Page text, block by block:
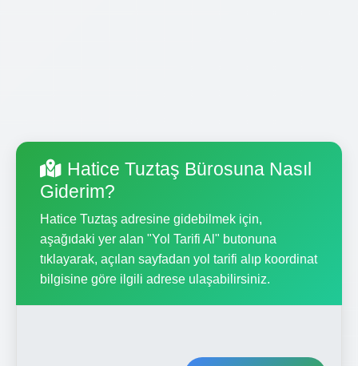
Hatice Tuztaş Bürosuna Nasıl
Giderim?
Hatice Tuztaş adresine gidebilmek için,
aşağıdaki yer alan "Yol Tarifi Al" butonuna
tıklayarak, açılan sayfadan yol tarifi alıp koordinat
bilgisine göre ilgili adrese ulaşabilirsiniz.